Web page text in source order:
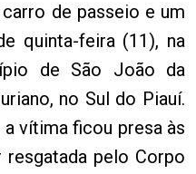
de passeio e um
quinta-feira (11), na
de São João da
no Sul do Piauí.
vítima ficou presa às
pelo Corpo